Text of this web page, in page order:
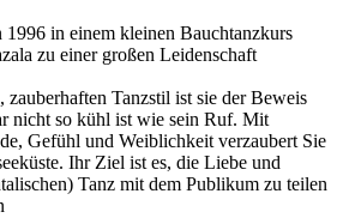
1996 in einem kleinen Bauchtanzkurs
zu einer großen Leidenschaft
zauberhaften Tanzstil ist sie der Beweis
nicht so kühl ist wie sein Ruf. Mit
Gefühl und Weiblichkeit verzaubert Sie
Ihr Ziel ist es, die Liebe und
Tanz mit dem Publikum zu teilen